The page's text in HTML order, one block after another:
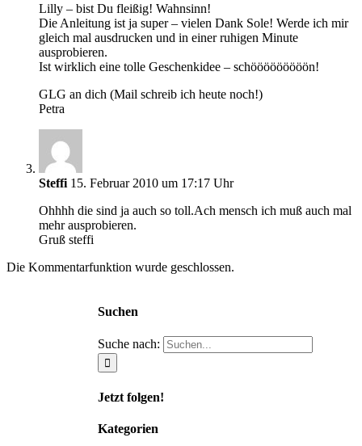
Lilly – bist Du fleißig! Wahnsinn!
Die Anleitung ist ja super – vielen Dank Sole! Werde ich mir
gleich mal ausdrucken und in einer ruhigen Minute
ausprobieren.
Ist wirklich eine tolle Geschenkidee – schööööööööön!
GLG an dich (Mail schreib ich heute noch!)
Petra
Steffi 15. Februar 2010 um 17:17 Uhr
Ohhhh die sind ja auch so toll.Ach mensch ich muß auch mal
mehr ausprobieren.
Gruß steffi
Die Kommentarfunktion wurde geschlossen.
Suchen
Suche nach:
Jetzt folgen!
Kategorien